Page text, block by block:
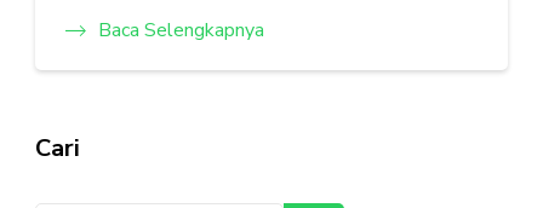
Baca Selengkapnya
Cari